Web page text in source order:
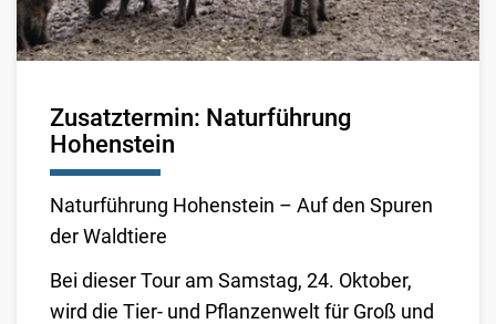
Zusatztermin: Naturführung
Hohenstein
Naturführung Hohenstein – Auf den Spuren
der Waldtiere
Bei dieser Tour am Samstag, 24. Oktober,
wird die Tier- und Pflanzenwelt für Groß und